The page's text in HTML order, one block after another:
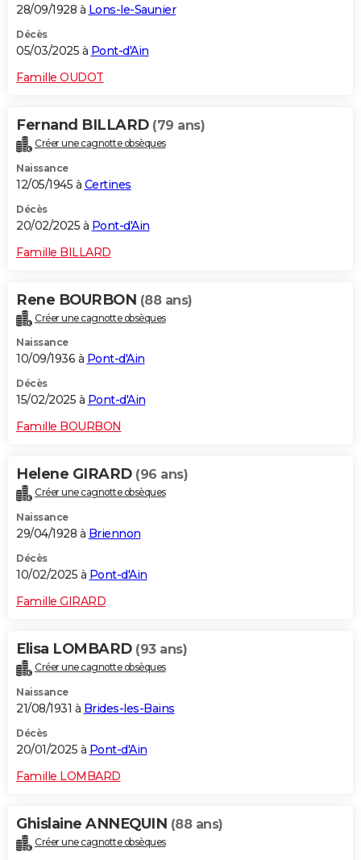
28/09/1928 à Lons-le-Saunier
Décès
05/03/2025 à Pont-d'Ain
Famille OUDOT
Fernand BILLARD (79 ans)
Créer une cagnotte obsèques
Naissance
12/05/1945 à Certines
Décès
20/02/2025 à Pont-d'Ain
Famille BILLARD
Rene BOURBON (88 ans)
Créer une cagnotte obsèques
Naissance
10/09/1936 à Pont-d'Ain
Décès
15/02/2025 à Pont-d'Ain
Famille BOURBON
Helene GIRARD (96 ans)
Créer une cagnotte obsèques
Naissance
29/04/1928 à Briennon
Décès
10/02/2025 à Pont-d'Ain
Famille GIRARD
Elisa LOMBARD (93 ans)
Créer une cagnotte obsèques
Naissance
21/08/1931 à Brides-les-Bains
Décès
20/01/2025 à Pont-d'Ain
Famille LOMBARD
Ghislaine ANNEQUIN (88 ans)
Créer une cagnotte obsèques